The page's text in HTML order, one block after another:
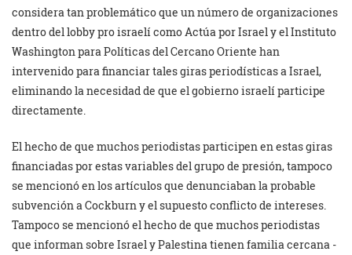
considera tan problemático que un número de organizaciones
dentro del lobby pro israelí como Actúa por Israel y el Instituto
Washington para Políticas del Cercano Oriente han
intervenido para financiar tales giras periodísticas a Israel,
eliminando la necesidad de que el gobierno israelí participe
directamente.
El hecho de que muchos periodistas participen en estas giras
financiadas por estas variables del grupo de presión, tampoco
se mencionó en los artículos que denunciaban la probable
subvención a Cockburn y el supuesto conflicto de intereses.
Tampoco se mencionó el hecho de que muchos periodistas
que informan sobre Israel y Palestina tienen familia cercana -